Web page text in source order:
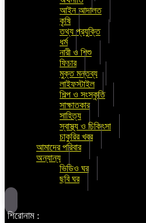
আইন আদালত
কৃষি
তথ্য প্রযুক্তি
ধর্ম
নারী ও শিশু
ফিচার
মুক্ত মন্তব্য
লাইফস্টাইল
শিল্প ও সংস্কৃতি
সাক্ষাতকার
সাহিত্য
স্বাস্থ্য ও চিকিৎসা
চাকুরির খবর
আমাদের পরিবার
অন্যান্য
ভিডিও ঘর
ছবি ঘর
শিরোনাম :